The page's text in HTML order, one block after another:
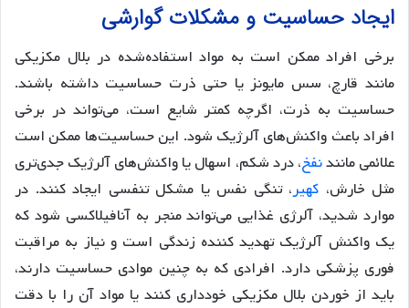
ایجاد حساسیت و مشکلات گوارشی
برخی افراد ممکن است به مواد استفاده‌شده در بلال مکزیکی
مانند قارچ، سس مایونز یا حتی ذرت حساسیت داشته باشند.
حساسیت به ذرت، اگرچه کمتر شایع است، می‌تواند در برخی
افراد باعث واکنش‌های آلرژیک شود. این حساسیت‌ها ممکن است
علائمی مانندنفخ، درد شکم، اسهال یا واکنش‌های آلرژیک جدی‌تری
مثل خارش، کهیر، تنگی نفس یا مشکل تنفسی ایجاد کنند. در
موارد شدید، آلرژی غذایی می‌تواند منجر به آنافیلاکسی شود که
یک واکنش آلرژیک تهدید کننده زندگی است و نیاز به مراقبت
فوری پزشکی دارد. افرادی که به چنین موادی حساسیت دارند،
باید از خوردن بلال مکزیکی خودداری کنند یا مواد آن را با دقت